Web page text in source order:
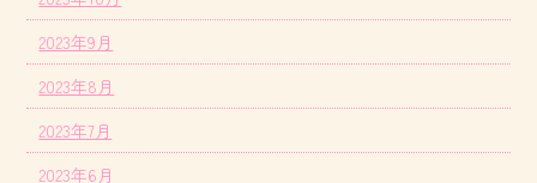
2023年9月
2023年8月
2023年7月
2023年6月